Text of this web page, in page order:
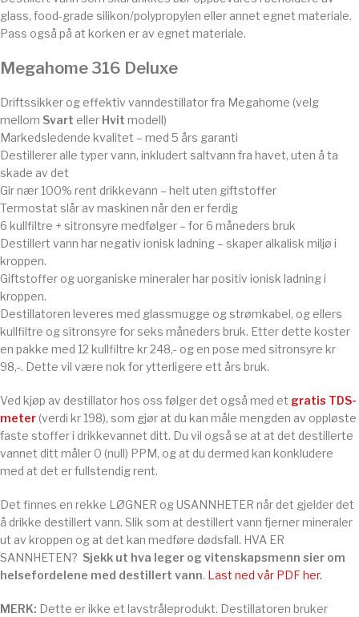
glass, food-grade silikon/polypropylen eller annet egnet materiale.
Pass også på at korken er av egnet materiale.
Megahome 316 Deluxe
Driftssikker og effektiv vanndestillator fra Megahome (velg
mellom Svart eller Hvit modell)
Markedsledende kvalitet – med 5 års garanti
Destillerer alle typer vann, inkludert saltvann fra havet, uten å ta
skade av det
Gir nær 100% rent drikkevann – helt uten giftstoffer
Termostat slår av maskinen når den er ferdig
6 kullfiltre + sitronsyre medfølger – for 6 måneders bruk
Destillert vann har negativ ionisk ladning – skaper alkalisk miljø i
kroppen.
Giftstoffer og uorganiske mineraler har positiv ionisk ladning i
kroppen.
Destillatoren leveres med glassmugge og strømkabel, og ellers
kullfiltre og sitronsyre for seks måneders bruk. Etter dette koster
en pakke med 12 kullfiltre kr 248,- og en pose med sitronsyre kr
98,-. Dette vil være nok for ytterligere ett års bruk.
Ved kjøp av destillator hos oss følger det også med et gratis TDS-
meter (verdi kr 198), som gjør at du kan måle mengden av oppløste
faste stoffer i drikkevannet ditt. Du vil også se at at det destillerte
vannet ditt måler 0 (null) PPM, og at du dermed kan konkludere
med at det er fullstendig rent.
Det finnes en rekke LØGNER og USANNHETER når det gjelder det
å drikke destillert vann. Slik som at destillert vann fjerner mineraler
ut av kroppen og at det kan medføre dødsfall. HVA ER
SANNHETEN? Sjekk ut hva leger og vitenskapsmenn sier om
helsefordelene med destillert vann. Last ned vår PDF her.
MERK: Dette er ikke et lavstråleprodukt. Destillatoren bruker